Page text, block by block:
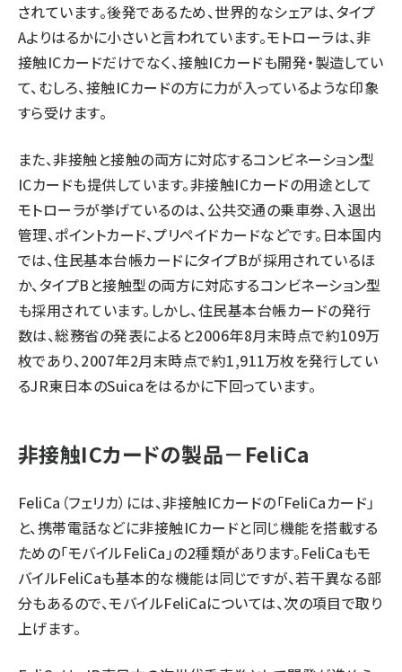
されています。後発であるため、世界的なシェアは、タイプ
Aよりはるかに小さいと言われています。モトローラは、非
接触ICカードだけでなく、接触ICカードも開発・製造してい
て、むしろ、接触ICカードの方に力が入っているような印象
すら受けます。
また、非接触と接触の両方に対応するコンビネーション型
ICカードも提供しています。非接触ICカードの用途として
モトローラが挙げているのは、公共交通の乗車券、入退出
管理、ポイントカード、プリペイドカードなどです。日本国内
では、住民基本台帳カードにタイプBが採用されているほ
か、タイプBと接触型の両方に対応するコンビネーション型
も採用されています。しかし、住民基本台帳カードの発行
数は、総務省の発表によると2006年8月末時点で約109万
枚であり、2007年2月末時点で約1,911万枚を発行してい
るJR東日本のSuicaをはるかに下回っています。
非接触ICカードの製品－FeliCa
FeliCa（フェリカ）には、非接触ICカードの「FeliCaカード」
と、携帯電話などに非接触ICカードと同じ機能を搭載する
ための「モバイルFeliCa」の2種類があります。FeliCaもモ
バイルFeliCaも基本的な機能は同じですが、若干異なる部
分もあるので、モバイルFeliCaについては、次の項目で取り
上げます。